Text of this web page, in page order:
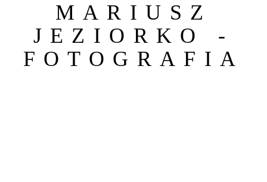
MARIUSZ
JEZIORKO -
FOTOGRAFIA